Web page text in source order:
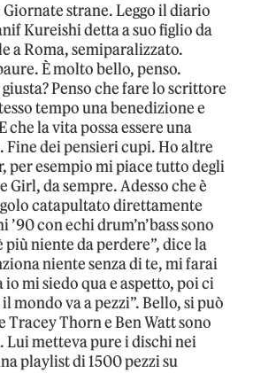
Giornate strane. Leggo il diario
Kureishi detta a suo figlio da
a Roma, semiparalizzato.
È molto bello, penso.
Penso che fare lo scrittore
tempo una benedizione e
che la vita possa essere una
Fine dei pensieri cupi. Ho altre
per esempio mi piace tutto degli
Girl, da sempre. Adesso che è
catapultato direttamente
con echi drum’n’bass sono
più niente da perdere”, dice la
niente senza di te, mi farai
io mi siedo qua e aspetto, poi ci
mondo va a pezzi”. Bello, si può
Tracey Thorn e Ben Watt sono
Lui metteva pure i dischi nei
playlist di 1500 pezzi su